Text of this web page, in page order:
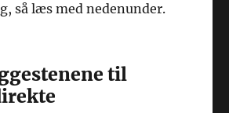
så læs med nedenunder.
til